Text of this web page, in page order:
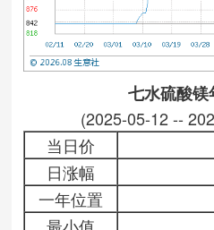
七水硫酸镁
(2025-05-12 --
当日价
日涨幅
一年位置